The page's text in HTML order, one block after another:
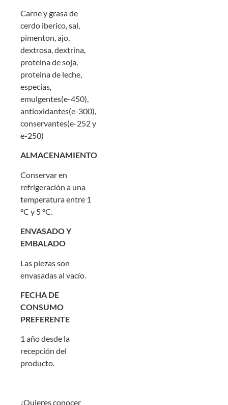
Carne y grasa de
cerdo iberico, sal,
pimenton, ajo,
dextrosa, dextrina,
proteina de soja,
proteina de leche,
especias,
emulgentes(e-450),
antioxidantes(e-300),
conservantes(e-252 y
e-250)
ALMACENAMIENTO
Conservar en
refrigeración a una
temperatura entre 1
ºC y 5 ºC.
ENVASADO Y
EMBALADO
Las piezas son
envasadas al vacío.
FECHA DE
CONSUMO
PREFERENTE
1 año desde la
recepción del
producto.
¿Quieres conocer